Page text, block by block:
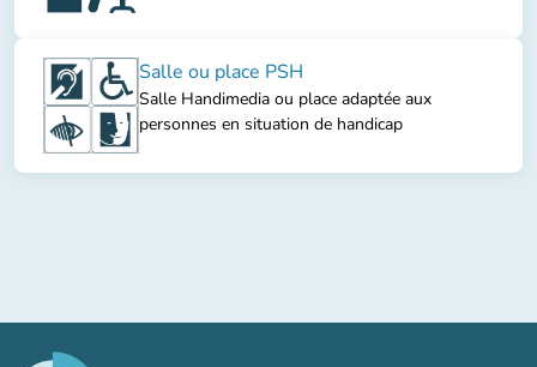
Salle ou place PSH
Salle Handimedia ou place adaptée aux
personnes en situation de handicap